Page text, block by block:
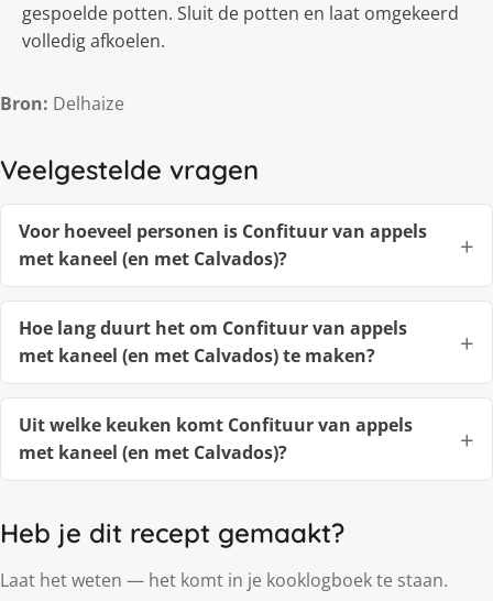
gespoelde potten. Sluit de potten en laat omgekeerd
volledig afkoelen.
Bron: Delhaize
Veelgestelde vragen
Voor hoeveel personen is Confituur van appels
met kaneel (en met Calvados)?
Hoe lang duurt het om Confituur van appels
met kaneel (en met Calvados) te maken?
Uit welke keuken komt Confituur van appels
met kaneel (en met Calvados)?
Heb je dit recept gemaakt?
Laat het weten — het komt in je kooklogboek te staan.